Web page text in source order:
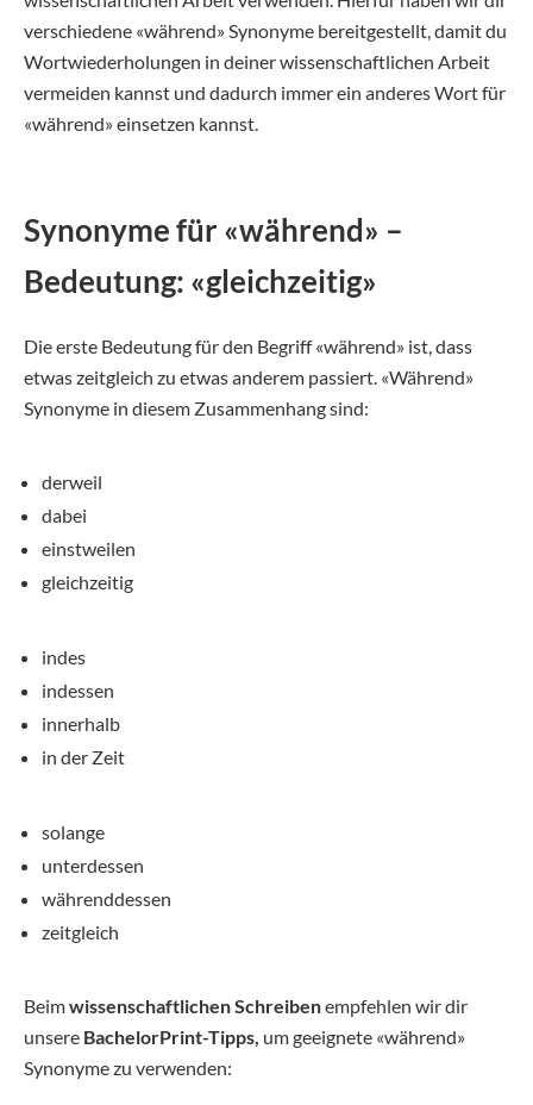
verschiedene «während» Synonyme bereitgestellt, damit du
Wortwiederholungen in deiner wissenschaftlichen Arbeit
vermeiden kannst und dadurch immer ein anderes Wort für
«während» einsetzen kannst.
Synonyme für «während» –
Bedeutung: «gleichzeitig»
Die erste Bedeutung für den Begriff «während» ist, dass
etwas zeitgleich zu etwas anderem passiert. «Während»
Synonyme in diesem Zusammenhang sind:
derweil
dabei
einstweilen
gleichzeitig
indes
indessen
innerhalb
in der Zeit
solange
unterdessen
währenddessen
zeitgleich
Beimwissenschaftlichen Schreibenempfehlen wir dir
unsere BachelorPrint-Tipps, um geeignete «während»
Synonyme zu verwenden: